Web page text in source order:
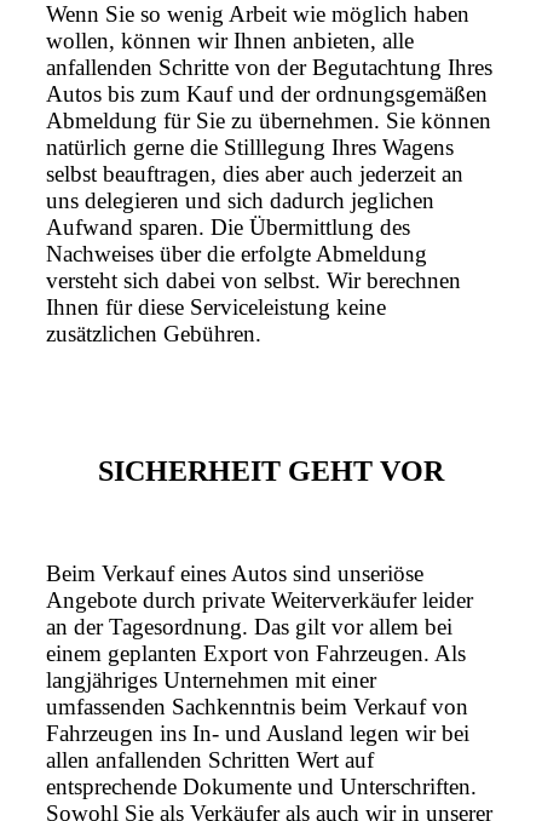
Wenn Sie so wenig Arbeit wie möglich haben
wollen, können wir Ihnen anbieten, alle
anfallenden Schritte von der Begutachtung Ihres
Autos bis zum Kauf und der ordnungsgemäßen
Abmeldung für Sie zu übernehmen. Sie können
natürlich gerne die Stilllegung Ihres Wagens
selbst beauftragen, dies aber auch jederzeit an
uns delegieren und sich dadurch jeglichen
Aufwand sparen. Die Übermittlung des
Nachweises über die erfolgte Abmeldung
versteht sich dabei von selbst. Wir berechnen
Ihnen für diese Serviceleistung keine
zusätzlichen Gebühren.
SICHERHEIT GEHT VOR
Beim Verkauf eines Autos sind unseriöse
Angebote durch private Weiterverkäufer leider
an der Tagesordnung. Das gilt vor allem bei
einem geplanten Export von Fahrzeugen. Als
langjähriges Unternehmen mit einer
umfassenden Sachkenntnis beim Verkauf von
Fahrzeugen ins In- und Ausland legen wir bei
allen anfallenden Schritten Wert auf
entsprechende Dokumente und Unterschriften.
Sowohl Sie als Verkäufer als auch wir in unserer